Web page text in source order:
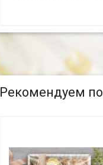
Рекомендуем